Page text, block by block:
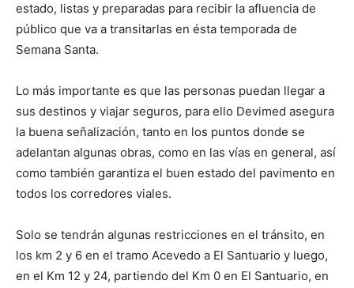
estado, listas y preparadas para recibir la afluencia de
público que va a transitarlas en ésta temporada de
Semana Santa.
Lo más importante es que las personas puedan llegar a
sus destinos y viajar seguros, para ello Devimed asegura
la buena señalización, tanto en los puntos donde se
adelantan algunas obras, como en las vías en general, así
como también garantiza el buen estado del pavimento en
todos los corredores viales.
Solo se tendrán algunas restricciones en el tránsito, en
los km 2 y 6 en el tramo Acevedo a El Santuario y luego,
en el Km 12 y 24, partiendo del Km 0 en El Santuario, en